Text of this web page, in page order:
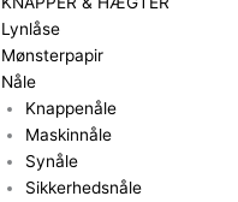
Lynlåse
Mønsterpapir
Nåle
Knappenåle
Maskinnåle
Synåle
Sikkerhedsnåle